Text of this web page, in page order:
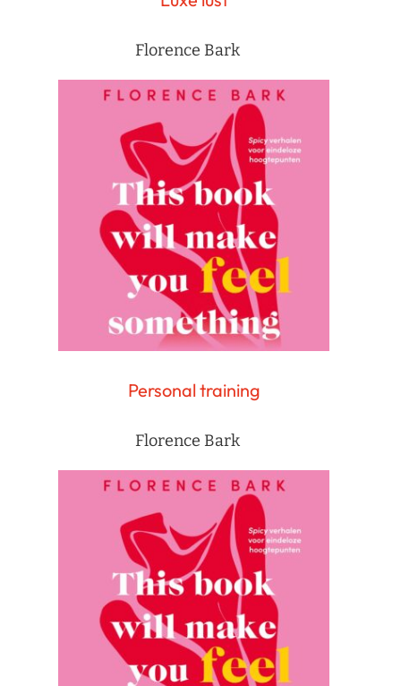
Florence Bark
Personal training
Florence Bark